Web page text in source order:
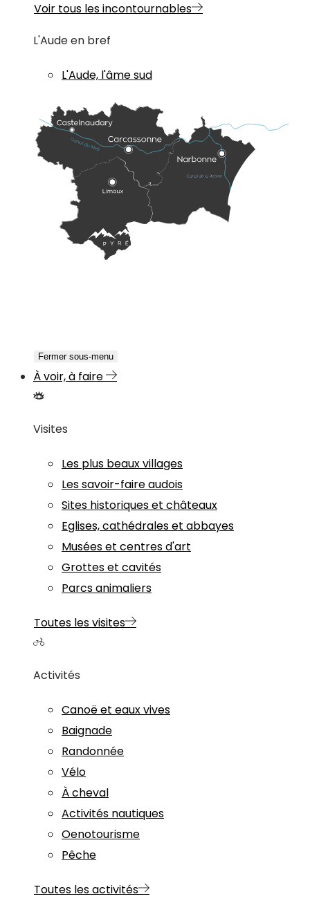
Voir tous les incontournables
L'Aude en bref
L'Aude, l'âme sud
Fermer sous-menu
À voir, à faire
Visites
Les plus beaux villages
Les savoir-faire audois
Sites historiques et châteaux
Eglises, cathédrales et abbayes
Musées et centres d'art
Grottes et cavités
Parcs animaliers
Toutes les visites
Activités
Canoë et eaux vives
Baignade
Randonnée
Vélo
À cheval
Activités nautiques
Oenotourisme
Pêche
Toutes les activités